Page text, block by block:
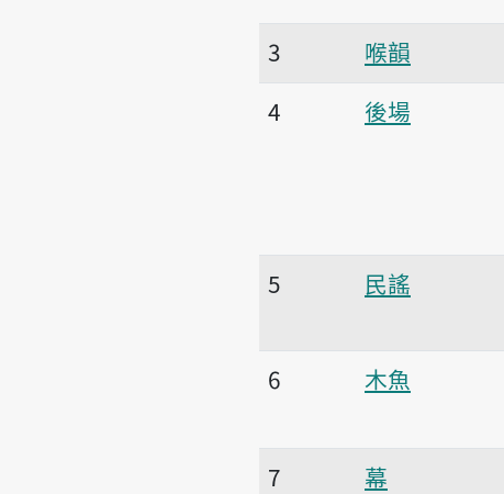
3
喉韻
4
後場
5
民謠
6
木魚
7 幕